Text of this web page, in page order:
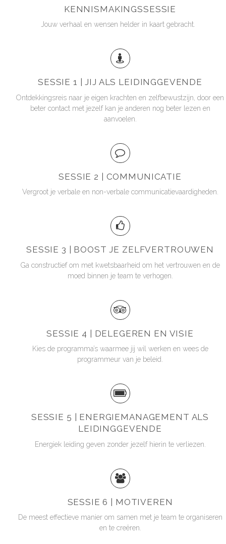
KENNISMAKINGSSESSIE
Jouw verhaal en wensen helder in kaart gebracht.
SESSIE 1 | JIJ ALS LEIDINGGEVENDE
Ontdekkingsreis naar je eigen krachten en zelfbewustzijn, door een
beter contact met jezelf kan je anderen nog beter lezen en
aanvoelen.
SESSIE 2 | COMMUNICATIE
Vergroot je verbale en non-verbale communicatievaardigheden.
SESSIE 3 | BOOST JE ZELFVERTROUWEN
Ga constructief om met kwetsbaarheid om het vertrouwen en de
moed binnen je team te verhogen.
SESSIE 4 | DELEGEREN EN VISIE
Kies de programma’s waarmee jij wil werken en wees de
programmeur van je beleid.
SESSIE 5 | ENERGIEMANAGEMENT ALS
LEIDINGGEVENDE
Energiek leiding geven zonder jezelf hierin te verliezen.
SESSIE 6 | MOTIVEREN
De meest effectieve manier om samen met je team te organiseren
en te creëren.